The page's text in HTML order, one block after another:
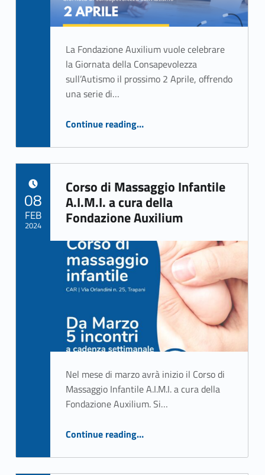
La Fondazione Auxilium vuole celebrare
la Giornata della Consapevolezza
sull’Autismo il prossimo 2 Aprile, offrendo
una serie di…
Continue reading…
Corso di Massaggio Infantile
A.I.M.I. a cura della
Fondazione Auxilium
Nel mese di marzo avrà inizio il Corso di
Massaggio Infantile A.I.M.I. a cura della
Fondazione Auxilium. Si…
Continue reading“Corso di Massaggio Infantile A.I.M.I. a cura della Fondazione Auxilium”
…
08
FEB
2024